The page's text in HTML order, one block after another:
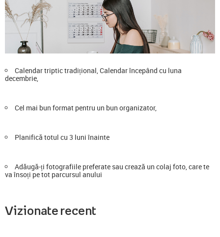
Calendar triptic tradițional, Calendar începând cu luna
decembrie,
Cel mai bun format pentru un bun organizator,
Planifică totul cu 3 luni înainte
Adăugă-ți fotografiile preferate sau crează un colaj foto, care te
va însoți pe tot parcursul anului
Vizionate recent